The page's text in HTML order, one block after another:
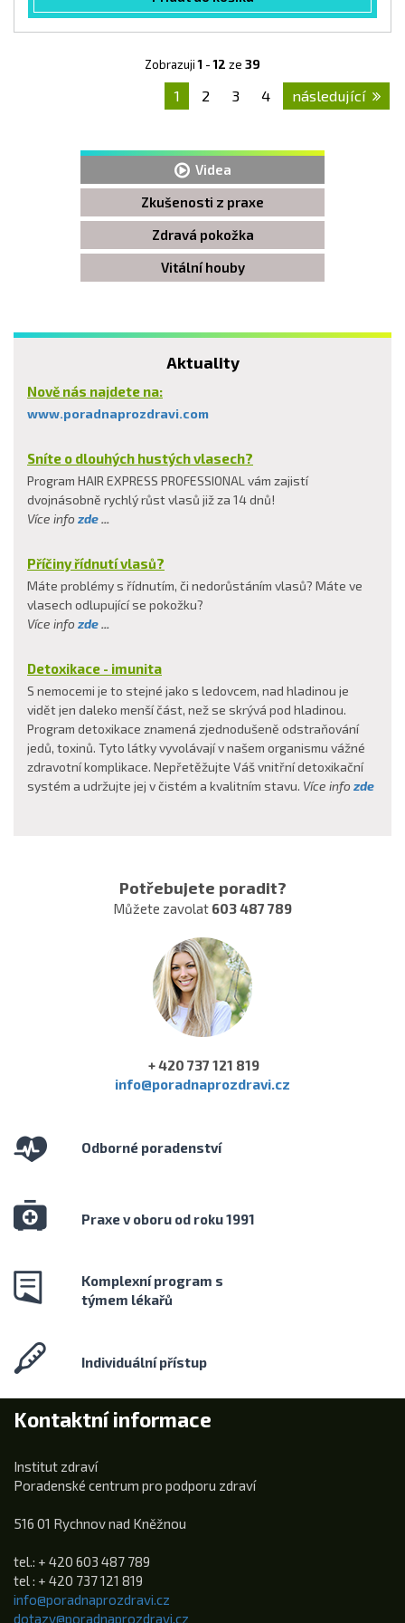
Zobrazuji1 -12 ze 39
1 2 3 4 následující
Videa
Zkušenosti z praxe
Zdravá pokožka
Vitální houby
Aktuality
Nově nás najdete na:
www.poradnaprozdravi.com
Sníte o dlouhých hustých vlasech?
Program HAIR EXPRESS PROFESSIONAL vám zajistí
dvojnásobně rychlý růst vlasů již za 14 dnů!
Více info zde...
Příčiny řídnutí vlasů?
Máte problémy s řídnutím, či nedorůstáním vlasů? Máte ve
vlasech odlupující se pokožku?
Více info zde...
Detoxikace - imunita
S nemocemi je to stejné jako s ledovcem, nad hladinou je
vidět jen daleko menší část, než se skrývá pod hladinou.
Program detoxikace znamená zjednodušeně odstraňování
jedů, toxinů. Tyto látky vyvolávají v našem organismu vážné
zdravotní komplikace. Nepřetěžujte Váš vnitřní detoxikační
systém a udržujte jej v čistém a kvalitním stavu. Více info zde
Potřebujete poradit?
Můžete zavolat 603 487 789
+ 420 737 121 819
info@poradnaprozdravi.cz
Odborné poradenství
Praxe v oboru od roku 1991
Komplexní program s
týmem lékařů
Individuální přístup
Kontaktní informace
Institut zdraví
Poradenské centrum pro podporu zdraví
516 01 Rychnov nad Kněžnou
tel.: + 420 603 487 789
tel : + 420 737 121 819
info@poradnaprozdravi.cz
dotazy@poradnaprozdravi.cz